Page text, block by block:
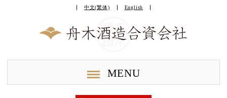
中文(繁体) English
MENU